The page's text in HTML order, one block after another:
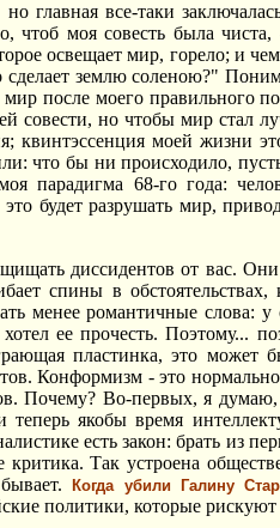
главная все-таки
чтоб моя совесть была
освещает мир, горело; и
землю соленою?"
мир после моего правильного
совести, но чтобы мир стал
квинтэссенция моей жизни
что бы ни происходило, пусть
парадигма 68-го года:
будет разрушать мир,
диссидентов от вас.
спины в
менее романтичные слова:
ее прочесть. Поэтому...
пластинка, это может
Конформизм - это
Почему? Во-первых, я
якобы время
есть закон: брать из
критика. Так устроена
Когда убили Галину
политики, которые